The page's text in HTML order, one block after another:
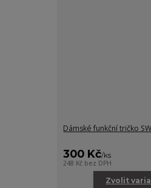
Dámské funkční tričko
300 Kč/ks
248 Kč bez DPH
Zvolit